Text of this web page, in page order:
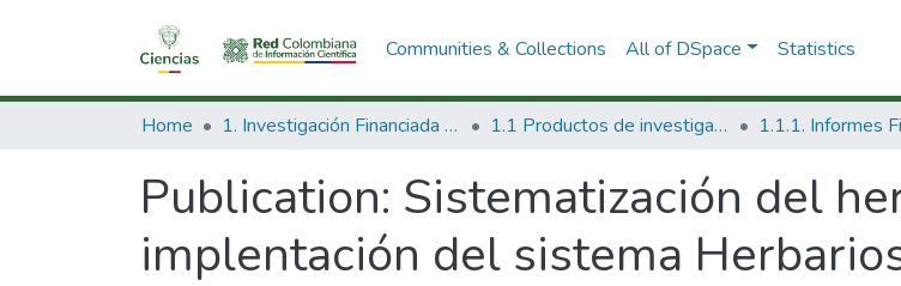
Communities & Collections All of DSpace Statistics
Home 1. Investigación Financiada con Recursos Públicos 1.1 Productos de investigación
Publication: Sistematización del
implentación del sistema